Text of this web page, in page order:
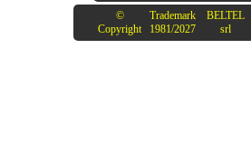
©
Copyright
Trademark
1981/2027
BELTEL
srl